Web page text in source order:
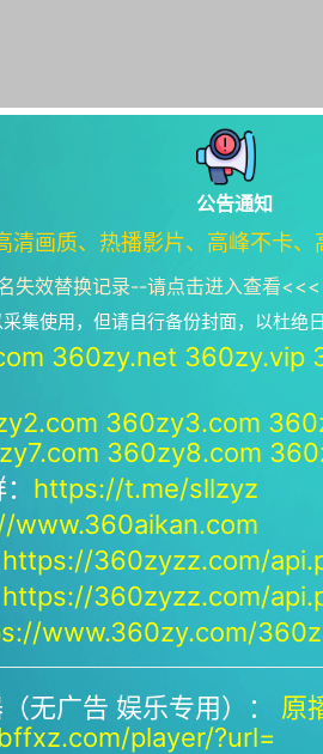
公告通知
清画质、热播影片、高峰不卡
失效替换记录--请点击进入查看<<<
集使用，但请自行备份封面，以杜绝
360zy.net 360zy.vip
360zy3.com
360zy8.com
https://t.me/sllzyz
www.360aikan.com
https://360zyzz.com/
https://360zyzz.com/
www.360zy.com/
无广告 娱乐专用）： 原
player/?url=